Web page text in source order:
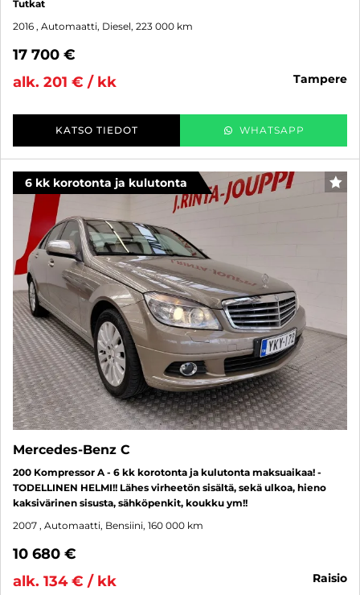
Tutkat
2016 , Automaatti, Diesel, 223 000 km
17 700 €
alk. 201 € / kk
tampere
KATSO TIEDOT WHATSAPP
6 kk korotonta ja kulutonta
Mercedes-Benz C
200 Kompressor A - 6 kk korotonta ja kulutonta maksuaikaa! -
TODELLINEN HELMI!! Lähes virheetön sisältä, sekä ulkoa, hieno
kaksivärinen sisusta, sähköpenkit, koukku ym!!
2007 , Automaatti, Bensiini, 160 000 km
10 680 €
alk. 134 € / kk
raisio